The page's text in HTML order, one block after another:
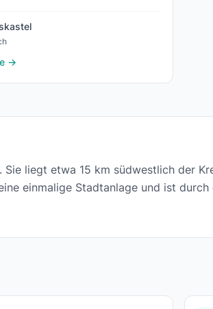
→
liegt etwa 15 km südwestlich der
einmalige Stadtanlage und ist